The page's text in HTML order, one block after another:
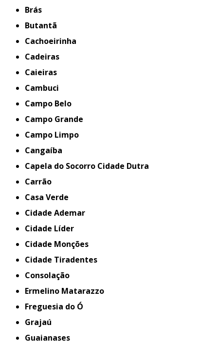
Brás
Butantã
Cachoeirinha
Cadeiras
Caieiras
Cambuci
Campo Belo
Campo Grande
Campo Limpo
Cangaíba
Capela do Socorro Cidade Dutra
Carrão
Casa Verde
Cidade Ademar
Cidade Líder
Cidade Monções
Cidade Tiradentes
Consolação
Ermelino Matarazzo
Freguesia do Ó
Grajaú
Guaianases